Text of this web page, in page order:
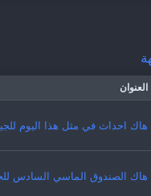
العنوان
هاك احداث في مثل هذا اليوم
هاك الصندوق الماسي السادس